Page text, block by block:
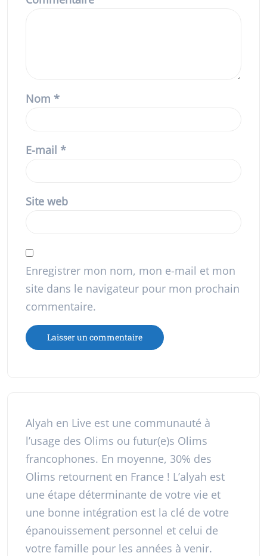
Nom *
E-mail *
Site web
Enregistrer mon nom, mon e-mail et mon
site dans le navigateur pour mon prochain
commentaire.
Alyah en Live est une communauté à
l’usage des Olims ou futur(e)s Olims
francophones. En moyenne, 30% des
Olims retournent en France ! L’alyah est
une étape déterminante de votre vie et
une bonne intégration est la clé de votre
épanouissement personnel et celui de
votre famille pour les années à venir.